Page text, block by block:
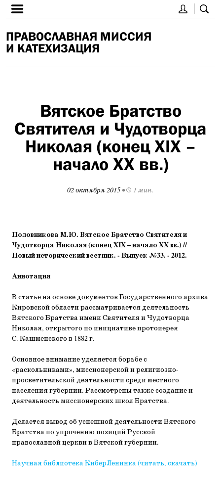
ПРАВОСЛАВНАЯ МИССИЯ
И КАТЕХИЗАЦИЯ
Вятское Братство
Святителя и Чудотворца
Николая (конец XIX –
начало XX вв.)
02 октября 2015 • 1 мин.
Половникова М.Ю. Вятское Братство Святителя и
Чудотворца Николая (конец XIX – начало XX вв.) //
Новый исторический вестник. - Выпуск №33. - 2012.
Аннотация
В статье на основе документов Государственного архива
Кировской области рассматривается деятельность
Вятского Братства имени Святителя и Чудотворца
Николая, открытого по инициативе протоиерея
С. Кашменского в 1882 г.
Основное внимание уделяется борьбе с
«раскольниками», миссионерской и религиозно-
просветительской деятельности среди местного
населения губернии. Рассмотрены также создание и
деятельность миссионерских школ Братства.
Делается вывод об успешной деятельности Вятского
Братства по упрочению позиций Русской
православной церкви в Вятской губернии.
Научная библиотека КиберЛенинка (читать, скачать)